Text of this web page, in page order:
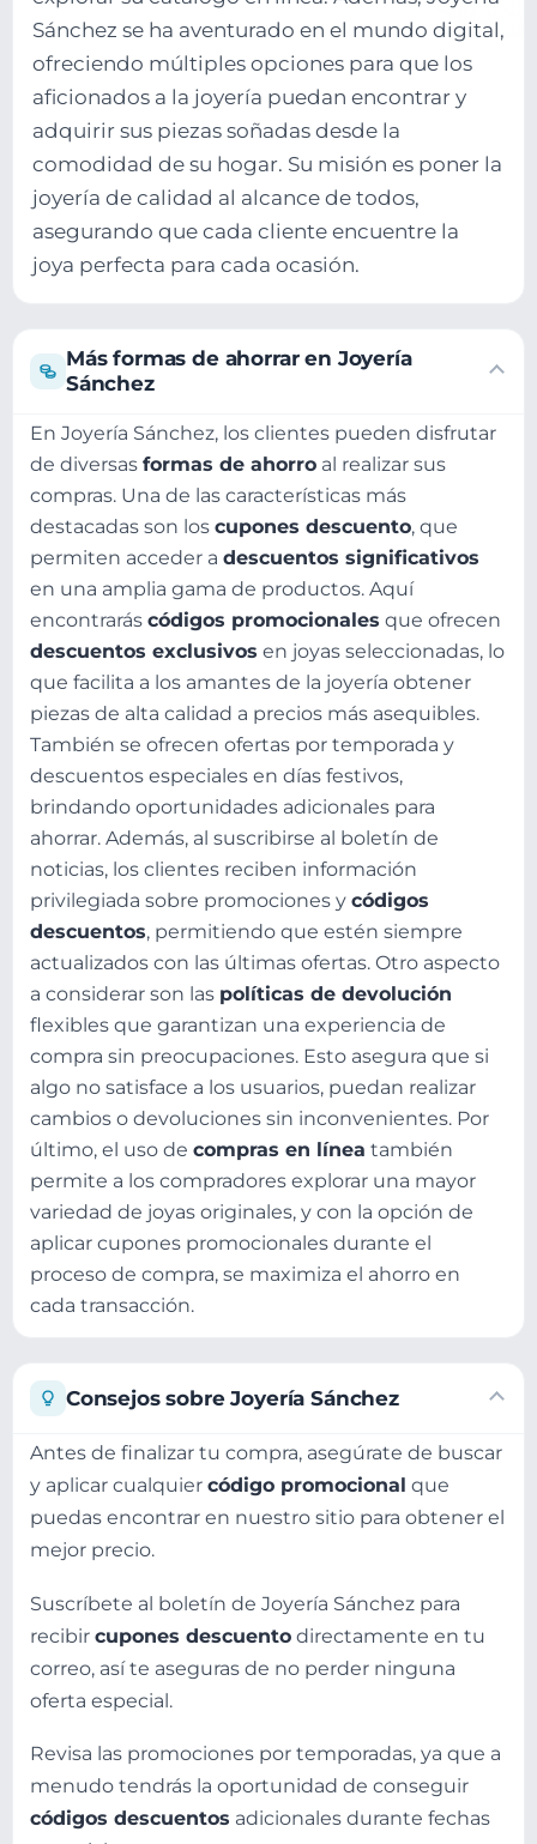
Sánchez se ha aventurado en el mundo digital,
ofreciendo múltiples opciones para que los
aficionados a la joyería puedan encontrar y
adquirir sus piezas soñadas desde la
comodidad de su hogar. Su misión es poner la
joyería de calidad al alcance de todos,
asegurando que cada cliente encuentre la
joya perfecta para cada ocasión.
Más formas de ahorrar en Joyería
Sánchez
En Joyería Sánchez, los clientes pueden disfrutar
de diversas formas de ahorro al realizar sus
compras. Una de las características más
destacadas son los cupones descuento, que
permiten acceder a descuentos significativos
en una amplia gama de productos. Aquí
encontrarás códigos promocionales que ofrecen
descuentos exclusivos en joyas seleccionadas, lo
que facilita a los amantes de la joyería obtener
piezas de alta calidad a precios más asequibles.
También se ofrecen ofertas por temporada y
descuentos especiales en días festivos,
brindando oportunidades adicionales para
ahorrar. Además, al suscribirse al boletín de
noticias, los clientes reciben información
privilegiada sobre promociones y códigos
descuentos, permitiendo que estén siempre
actualizados con las últimas ofertas. Otro aspecto
a considerar son las políticas de devolución
flexibles que garantizan una experiencia de
compra sin preocupaciones. Esto asegura que si
algo no satisface a los usuarios, puedan realizar
cambios o devoluciones sin inconvenientes. Por
último, el uso de compras en línea también
permite a los compradores explorar una mayor
variedad de joyas originales, y con la opción de
aplicar cupones promocionales durante el
proceso de compra, se maximiza el ahorro en
cada transacción.
Consejos sobre Joyería Sánchez
Antes de finalizar tu compra, asegúrate de buscar
y aplicar cualquier código promocional que
puedas encontrar en nuestro sitio para obtener el
mejor precio.
Suscríbete al boletín de Joyería Sánchez para
recibir cupones descuento directamente en tu
correo, así te aseguras de no perder ninguna
oferta especial.
Revisa las promociones por temporadas, ya que a
menudo tendrás la oportunidad de conseguir
códigos descuentos adicionales durante fechas